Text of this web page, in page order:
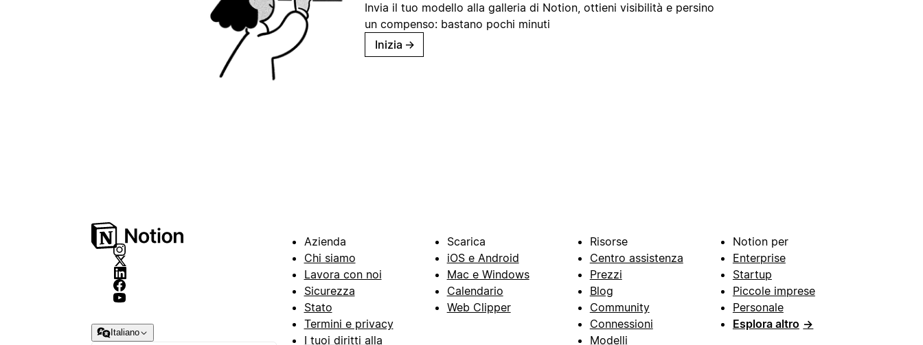
Invia il tuo modello alla galleria di Notion, ottieni visibilità e persino
un compenso: bastano pochi minuti
Inizia →
Italiano
Azienda
Chi siamo
Lavora con noi
Sicurezza
Stato
Termini e privacy
I tuoi diritti alla
Scarica
iOS e Android
Mac e Windows
Calendario
Web Clipper
Risorse
Centro assistenza
Prezzi
Blog
Community
Connessioni
Modelli
Notion per
Enterprise
Startup
Piccole imprese
Personale
Esplora altro →